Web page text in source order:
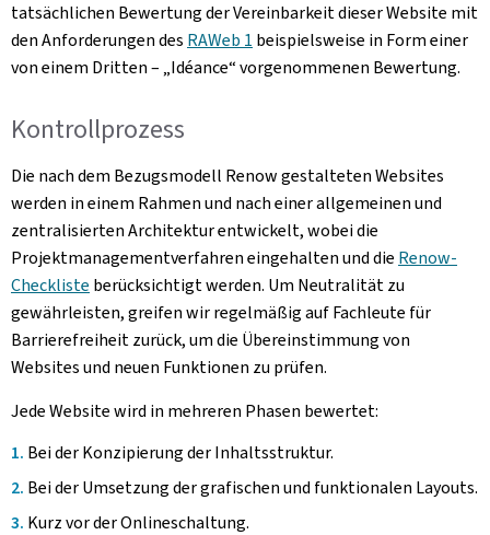
tatsächlichen Bewertung der Vereinbarkeit dieser Website mit
den Anforderungen des RAWeb 1 beispielsweise in Form einer
von einem Dritten – „Idéance“ vorgenommenen Bewertung.
Kontrollprozess
Die nach dem Bezugsmodell Renow gestalteten Websites
werden in einem Rahmen und nach einer allgemeinen und
zentralisierten Architektur entwickelt, wobei die
Projektmanagementverfahren eingehalten und die Renow-
Checkliste berücksichtigt werden. Um Neutralität zu
gewährleisten, greifen wir regelmäßig auf Fachleute für
Barrierefreiheit zurück, um die Übereinstimmung von
Websites und neuen Funktionen zu prüfen.
Jede Website wird in mehreren Phasen bewertet:
Bei der Konzipierung der Inhaltsstruktur.
Bei der Umsetzung der grafischen und funktionalen Layouts.
Kurz vor der Onlineschaltung.